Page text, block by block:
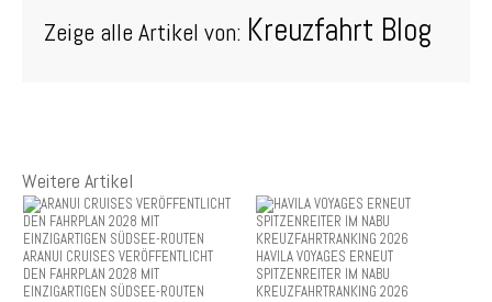
Zeige alle Artikel von: Kreuzfahrt Blog
Weitere Artikel
ARANUI CRUISES VERÖFFENTLICHT
DEN FAHRPLAN 2028 MIT
EINZIGARTIGEN SÜDSEE-ROUTEN
HAVILA VOYAGES ERNEUT
SPITZENREITER IM NABU
KREUZFAHRTRANKING 2026